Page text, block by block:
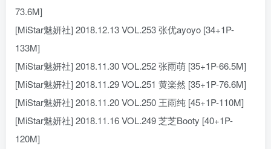
73.6M]
[MiStar魅妍社] 2018.12.13 VOL.253 张优ayoyo [34+1P-
133M]
[MiStar魅妍社] 2018.11.30 VOL.252 张雨萌 [35+1P-66.5M]
[MiStar魅妍社] 2018.11.29 VOL.251 黄楽然 [35+1P-76.6M]
[MiStar魅妍社] 2018.11.20 VOL.250 王雨纯 [45+1P-110M]
[MiStar魅妍社] 2018.11.16 VOL.249 芝芝Booty [40+1P-
120M]